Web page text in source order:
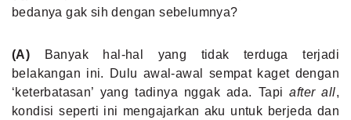
bedanya gak sih dengan sebelumnya?
(A) Banyak hal-hal yang tidak terduga terjadi
belakangan ini. Dulu awal-awal sempat kaget dengan
‘keterbatasan’ yang tadinya nggak ada. Tapiafter all,
kondisi seperti ini mengajarkan aku untuk berjeda dan